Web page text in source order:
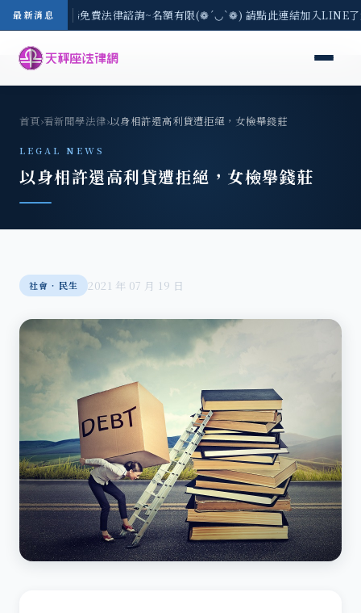
最新消息
-8/3(一) 現場免費法律諮詢~名額有限(❁´◡`❁) 請點此連結加入LINE
首頁›看新聞學法律›以身相許還高利貸遭拒絕，女檢舉錢莊
LEGAL NEWS
以身相許還高利貸遭拒絕，女檢舉錢莊
社會‧民生 2021 年 07 月 19 日